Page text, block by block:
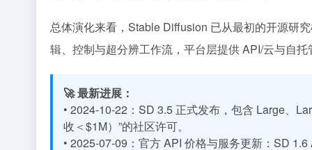
总体演化来看，Stable Diffusion 已从最初的开源研
辑、控制与超分辨工作流，平台层提供 API/云与自
🚀 最新进展：
• 2024-10-22：SD 3.5 正式发布，包含 Large、
收＜$1M）”的社区许可。
• 2025-07-09：官方 API 价格与服务更新：SD